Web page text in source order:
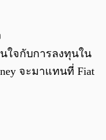
ใจกับการลงทุนใน
จะมาแทนที่ Fiat